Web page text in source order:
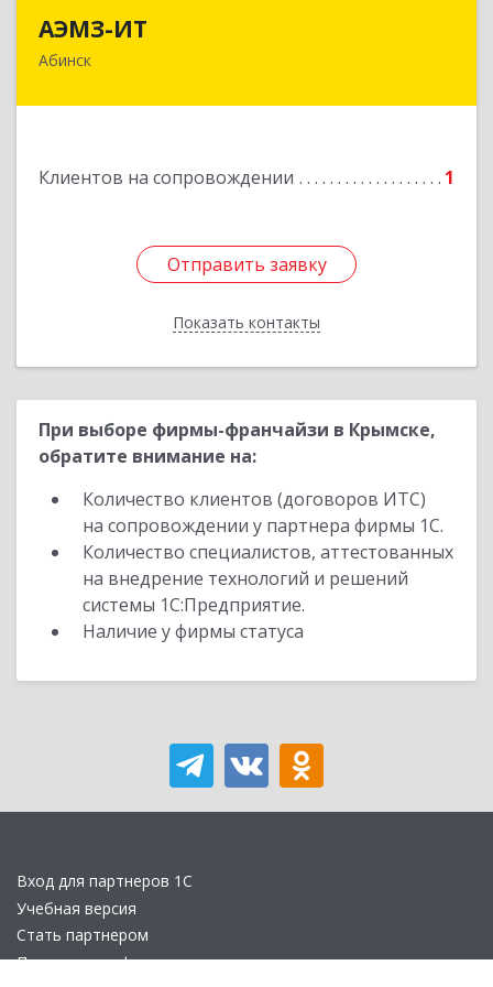
АЭМЗ-ИТ
Абинск
Клиентов на сопровождении 1
Отправить заявку
Показать контакты
353320, Краснодарский край, м.р-н Абинский,
Подробнее
Отправить заявку
Назад
При выборе фирмы-франчайзи в Крымске,
обратите внимание на:
Количество клиентов (договоров ИТС)
на сопровождении у партнера фирмы 1С.
Количество специалистов, аттестованных
на внедрение технологий и решений
системы 1С:Предприятие.
Наличие у фирмы статуса
Вход для партнеров 1С
Учебная версия
Стать партнером
Политика конфиденциальности